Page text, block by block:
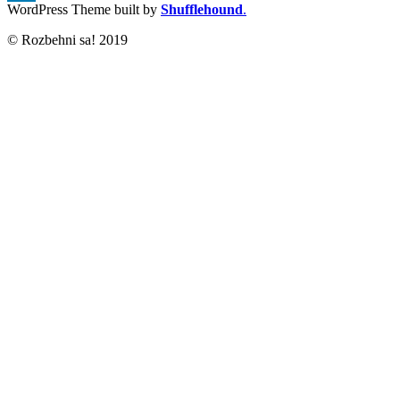
LinkedIn
WordPress Theme built by Shufflehound.
© Rozbehni sa! 2019